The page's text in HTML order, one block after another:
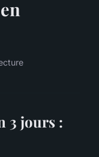
3 jours :